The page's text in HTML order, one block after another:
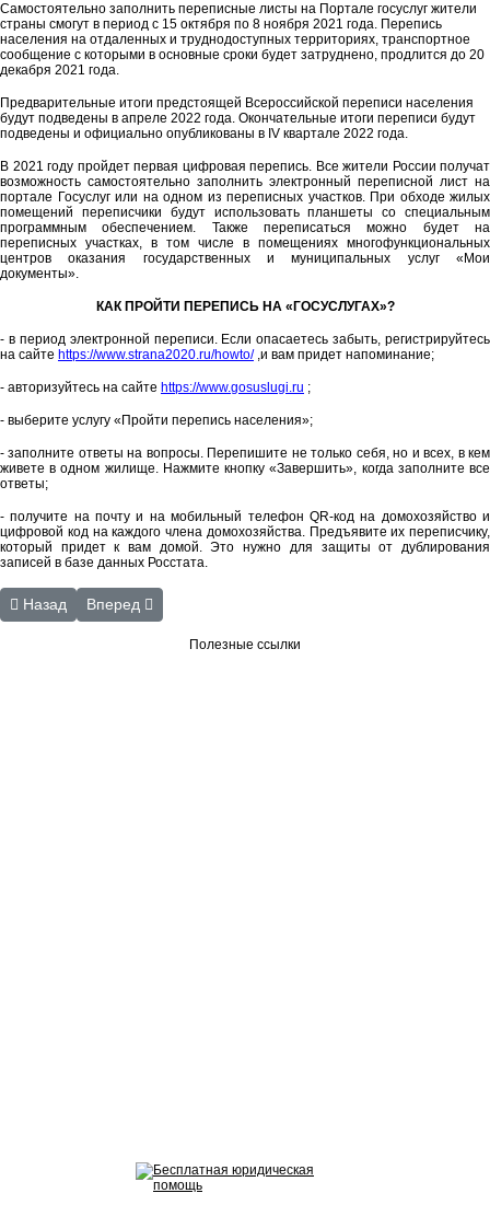
Самостоятельно заполнить переписные листы на Портале госуслуг жители
страны смогут в период с 15 октября по 8 ноября 2021 года. Перепись
населения на отдаленных и труднодоступных территориях, транспортное
сообщение с которыми в основные сроки будет затруднено, продлится до 20
декабря 2021 года.
Предварительные итоги предстоящей Всероссийской переписи населения
будут подведены в апреле 2022 года. Окончательные итоги переписи будут
подведены и официально опубликованы в IV квартале 2022 года.
В 2021 году пройдет первая цифровая перепись. Все жители России получат
возможность самостоятельно заполнить электронный переписной лист на
портале Госуслуг или на одном из переписных участков. При обходе жилых
помещений переписчики будут использовать планшеты со специальным
программным обеспечением. Также переписаться можно будет на
переписных участках, в том числе в помещениях многофункциональных
центров оказания государственных и муниципальных услуг «Мои
документы».
КАК ПРОЙТИ ПЕРЕПИСЬ НА «ГОСУСЛУГАХ»?
- в период электронной переписи. Если опасаетесь забыть, регистрируйтесь
на сайте https://www.strana2020.ru/howto/,и вам придет напоминание;
- авторизуйтесь на сайте https://www.gosuslugi.ru ;
- выберите услугу «Пройти перепись населения»;
- заполните ответы на вопросы. Перепишите не только себя, но и всех, в кем
живете в одном жилище. Нажмите кнопку «Завершить», когда заполните все
ответы;
- получите на почту и на мобильный телефон QR-код на домохозяйство и
цифровой код на каждого члена домохозяйства. Предъявите их переписчику,
который придет к вам домой. Это нужно для защиты от дублирования
записей в базе данных Росстата.
Предыдущий: «Независимая система оценки качества работы
Назад Следующий: Контактная информация
Вперед
Полезные ссылки